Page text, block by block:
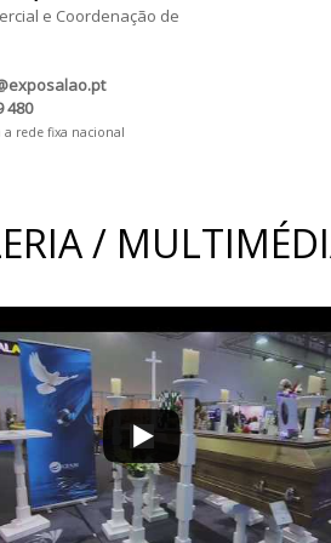
e Coordenação de
480
rede fixa nacional
/